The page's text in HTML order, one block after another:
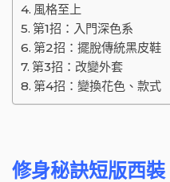
風格至上
第1招：入門深色系
第2招：擺脫傳統黑皮鞋
第3招：改變外套
第4招：變換花色、款式
修身秘訣短版西裝